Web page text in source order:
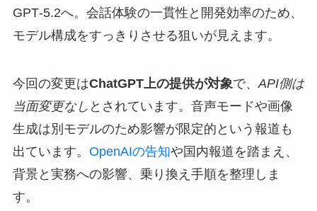
GPT‑5.2へ。会話体験の一貫性と開発効率のため、
モデル構成をすっきりさせる狙いが見えます。
今回の変更はChatGPT上の提供が対象で、 API側は
当面変更なし とされています。音声モードや画像
生成は別モデルのため影響が限定的という報道も
出ています。 OpenAIの告知や国内報道を踏まえ、
背景と実務への影響、乗り換え手順を整理しま
す。